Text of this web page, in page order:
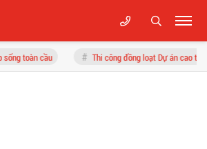
Thi công đồng loạt Dự án cao tốc Vinh-Thanh Thủy trước